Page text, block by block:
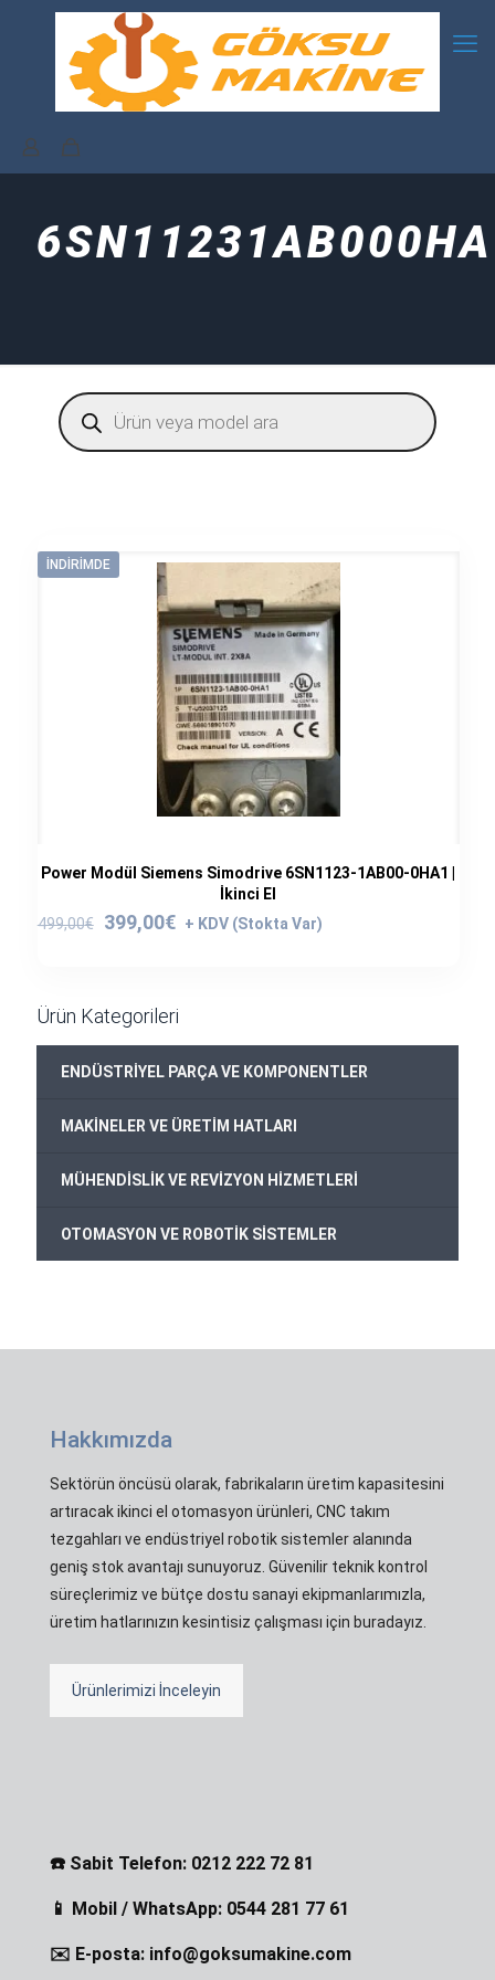
Products
search
İNDIRIMDE
Power Modül Siemens Simodrive 6SN1123-1AB00-0HA1 |
İkinci El
499,00€
Orijinal
399,00€
Şu
Ürün Kategorileri
ENDÜSTRİYEL PARÇA VE KOMPONENTLER
MAKİNELER VE ÜRETİM HATLARI
MÜHENDİSLİK VE REVİZYON HİZMETLERİ
OTOMASYON VE ROBOTİK SİSTEMLER
Hakkımızda
Sektörün öncüsü olarak, fabrikaların üretim kapasitesini
artıracak ikinci el otomasyon ürünleri, CNC takım
tezgahları ve endüstriyel robotik sistemler alanında
geniş stok avantajı sunuyoruz. Güvenilir teknik kontrol
süreçlerimiz ve bütçe dostu sanayi ekipmanlarımızla,
üretim hatlarınızın kesintisiz çalışması için buradayız.
Ürünlerimizi İnceleyin
☎️ Sabit Telefon: 0212 222 72 81
📱 Mobil / WhatsApp: 0544 281 77 61
✉️ E-posta: info@goksumakine.com